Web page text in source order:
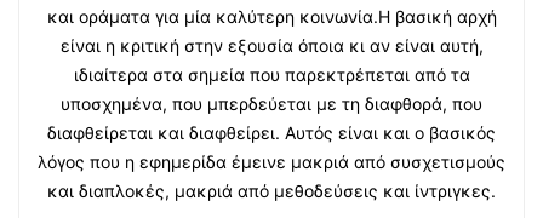
και οράματα για μία καλύτερη κοινωνία.Η βασική αρχή
είναι η κριτική στην εξουσία όποια κι αν είναι αυτή,
ιδιαίτερα στα σημεία που παρεκτρέπεται από τα
υποσχημένα, που μπερδεύεται με τη διαφθορά, που
διαφθείρεται και διαφθείρει. Αυτός είναι και ο βασικός
λόγος που η εφημερίδα έμεινε μακριά από συσχετισμούς
και διαπλοκές, μακριά από μεθοδεύσεις και ίντριγκες.